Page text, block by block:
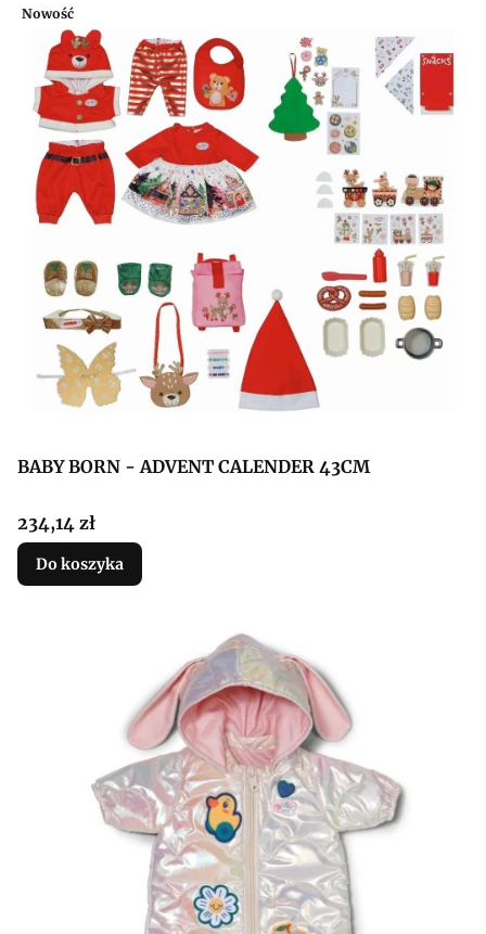
Nowość
BABY BORN - ADVENT CALENDER 43CM
Cena
234,14 zł
Do koszyka